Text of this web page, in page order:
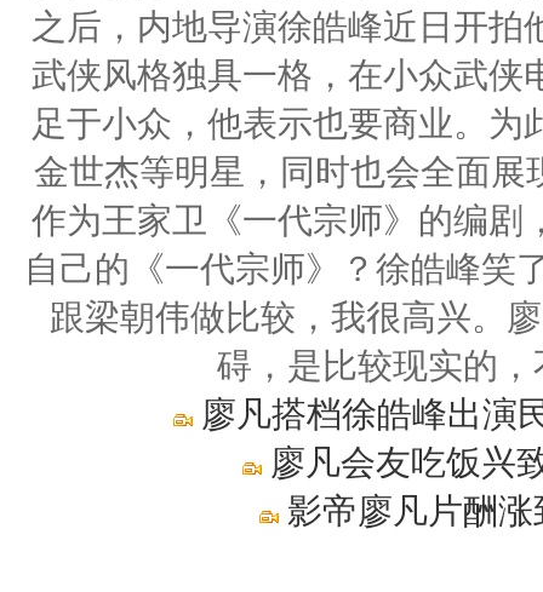
之后，内地导演徐皓峰近日开
武侠风格独具一格，在小众武侠
足于小众，他表示也要商业。
金世杰等明星，同时也会全面展
作为王家卫《一代宗师》的编剧
自己的《一代宗师》？徐皓峰笑
跟梁朝伟做比较，我很高兴。
碍，是比较现实的
廖凡搭档徐皓峰出演
廖凡会友吃饭兴
影帝廖凡片酬